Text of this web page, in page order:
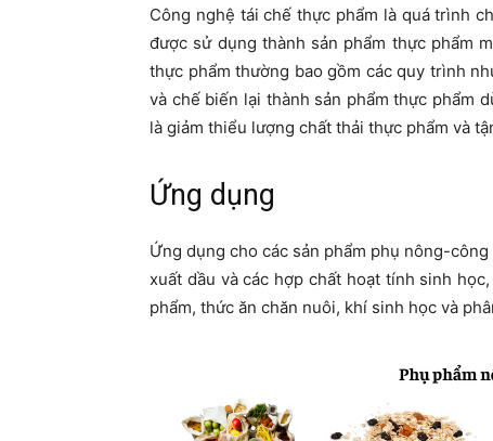
Công nghệ tái chế thực phẩm là quá trình
được sử dụng thành sản phẩm thực phẩm
thực phẩm thường bao gồm các quy trình
và chế biến lại thành sản phẩm thực phẩm
là giảm thiểu lượng chất thải thực phẩm và
Ứng dụng
Ứng dụng cho các sản phẩm phụ nông-
xuất dầu và các hợp chất hoạt tính sinh
phẩm, thức ăn chăn nuôi, khí sinh học và